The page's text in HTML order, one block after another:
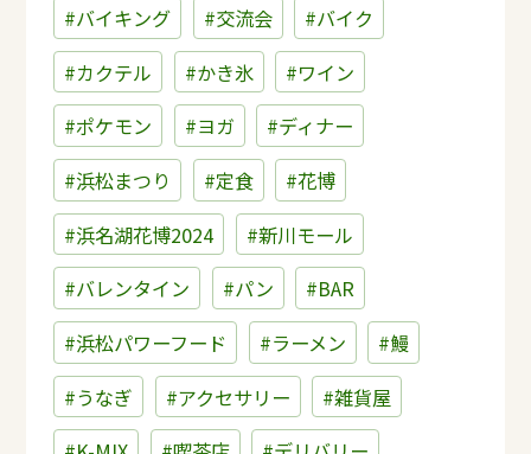
#バイキング
#交流会
#バイク
#カクテル
#かき氷
#ワイン
#ポケモン
#ヨガ
#ディナー
#浜松まつり
#定食
#花博
#浜名湖花博2024
#新川モール
#バレンタイン
#パン
#BAR
#浜松パワーフード
#ラーメン
#鰻
#うなぎ
#アクセサリー
#雑貨屋